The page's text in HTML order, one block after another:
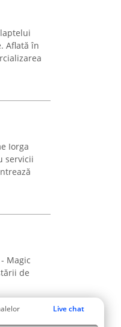
Live chat
Aflată în
Iorga
servicii
Magic
de